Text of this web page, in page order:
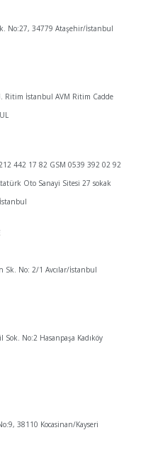
No:27, 34779 Ataşehir/İstanbul
Ritim İstanbul AVM Ritim Cadde
442 17 82 GSM 0539 392 02 92
Oto Sanayi Sitesi 27 sokak
Sk. No: 2/1 Avcılar/İstanbul
Sok. No:2 Hasanpaşa Kadıköy
38110 Kocasinan/Kayseri